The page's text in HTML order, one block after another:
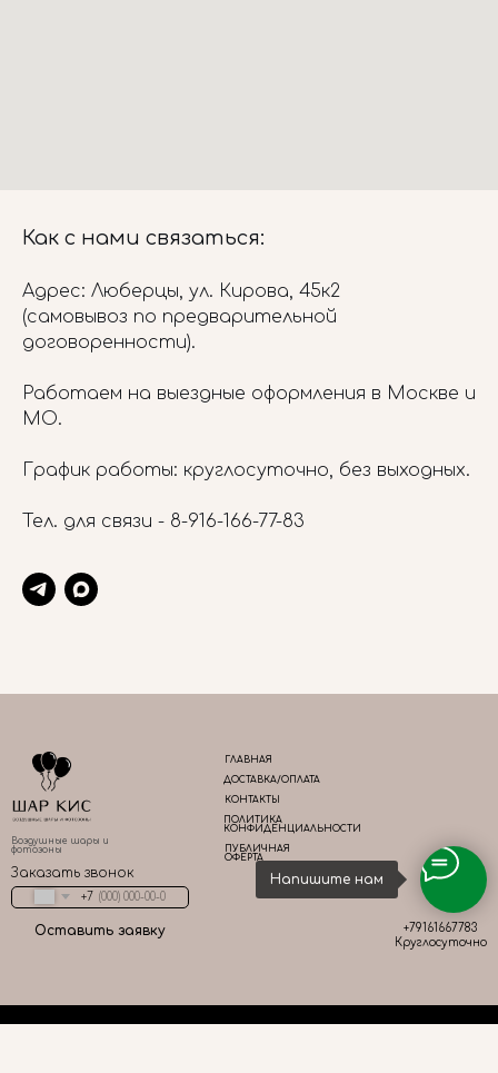
Напишите нам
Как с нами связаться:
Адрес: Люберцы, ул. Кирова, 45к2
(самовывоз по предварительной
договоренности).
Работаем на выездные оформления в Москве и
МО.
График работы: круглосуточно, без выходных.
Тел. для связи - 8-916-166-77-83
ГЛАВНАЯ
ДОСТАВКА/ОПЛАТА
КОНТАКТЫ
ПОЛИТИКА
КОНФИДЕНЦИАЛЬНОСТИ
ПУБЛИЧНАЯ
ОФЕРТА
+79161667783
Круглосуточно
Воздушные шары и
фотозоны
Заказать звонок
+7
Оставить заявку